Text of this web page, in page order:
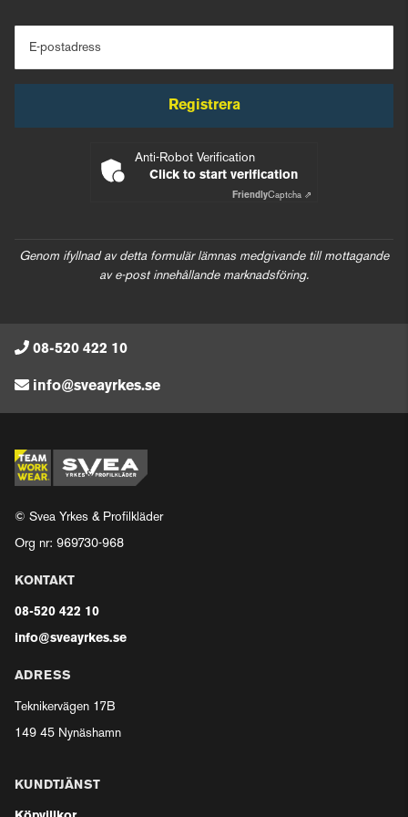
E-postadress
Registrera
Anti-Robot Verification
Click to start verification
FriendlyCaptcha ⇗
Genom ifyllnad av detta formulär lämnas medgivande till mottagande
av e-post innehållande marknadsföring.
08-520 422 10
info@sveayrkes.se
© Svea Yrkes & Profilkläder
Org nr: 969730-968
KONTAKT
08-520 422 10
info@sveayrkes.se
ADRESS
Teknikervägen 17B
149 45 Nynäshamn
KUNDTJÄNST